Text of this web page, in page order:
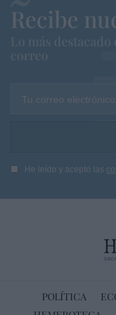
Recibe
Lo más destacado
correo
Tu correo
He leído y acepto las
POLÍTICA